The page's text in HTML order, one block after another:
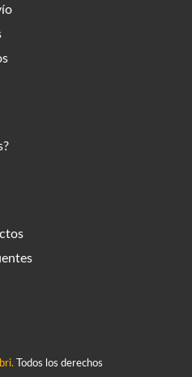
Todos los derechos